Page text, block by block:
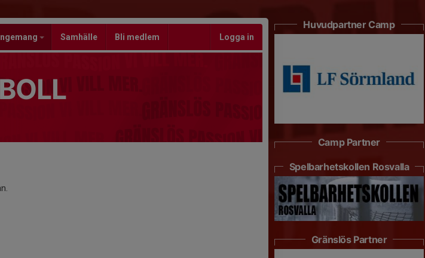
Samhälle Bli medlem Logga in
Huvudpartner Camp
Camp Partner
Spelbarhetskollen Rosvalla
Gränslös Partner